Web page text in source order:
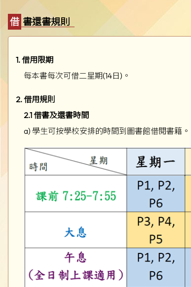
借書還書規則
1. 借用限期
每本書每次可借二星期(14日)。
2. 借用規則
2.1 借書及還書時間
a) 學生可按學校安排的時間到圖書館借閱書籍。